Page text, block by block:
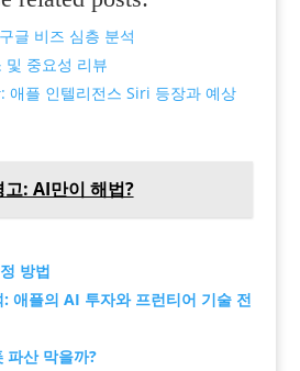
글 비즈 심층 분석
및 중요성 리뷰
애플 인텔리전스 Siri 등장과 예상
고: AI만이 해법?
방법
애플의 AI 투자와 프런티어 기술 전
파산 막을까?